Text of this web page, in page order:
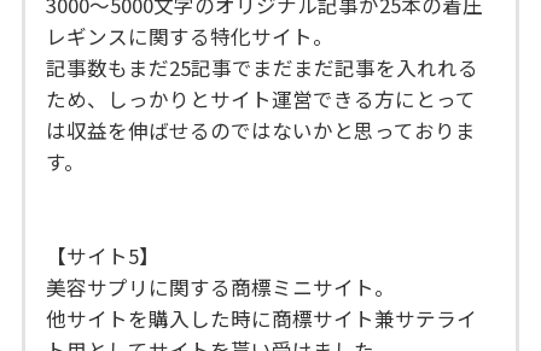
レギンスに関する特化サイト。
記事数もまだ25記事でまだまだ記事を入れれる
ため、しっかりとサイト運営できる方にとって
は収益を伸ばせるのではないかと思っておりま
す。
【サイト5】
美容サプリに関する商標ミニサイト。
他サイトを購入した時に商標サイト兼サテライ